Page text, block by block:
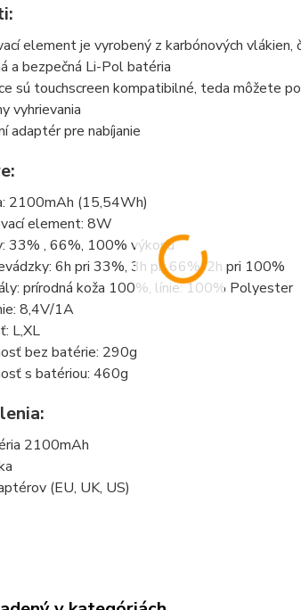
element je vyrobený z karbónových
a bezpečná Li-Pol batéria
sú touchscreen kompatibilné, teda môžete
vyhrievania
adaptér pre nabíjanie
2100mAh (15,54Wh)
element: 8W
33% , 66%, 100% výkonu
6h pri 33%, 3h pri 66%, 2h pri 100%
prírodná koža 100%, línie: 100% Polyester
8,4V/1A
L,XL
bez batérie: 290g
s batériou: 460g
2100mAh
(EU, UK, US)